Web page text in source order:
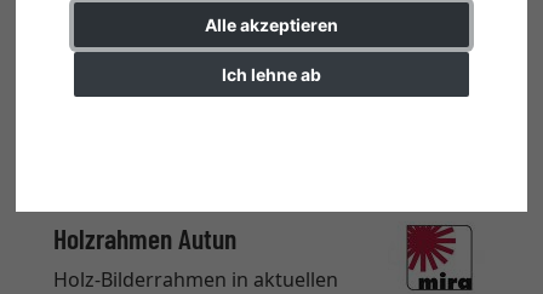
Alle akzeptieren
Ich lehne ab
Holzrahmen Autun
Holz-Bilderrahmen in aktuellen